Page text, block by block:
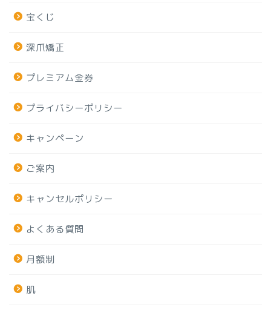
宝くじ
深爪矯正
プレミアム金券
プライバシーポリシー
キャンペーン
ご案内
キャンセルポリシー
よくある質問
月額制
肌